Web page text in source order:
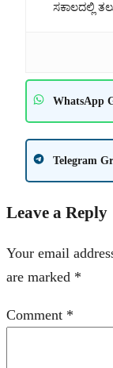
ಸಕಾಲದಲ್ಲಿ
WhatsApp
Telegram
Leave a Reply
Your email
are marked *
Comment *